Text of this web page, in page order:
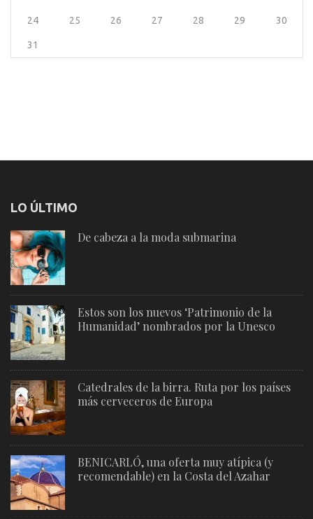
24 25 26 27 28 29 30
31
LO ÚLTIMO
De cabeza a la moda submarina
Estos son los nuevos ‘Patrimonio de la
Humanidad’ nombrados por la Unesco
Catedrales de la birra. Ruta por los países
más cerveceros de Europa
BENICARLÓ, una oferta muy atípica (y
recomendable) en la Costa del Azahar